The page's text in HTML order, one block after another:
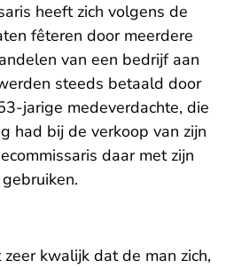
heeft zich volgens de
fêteren door meerdere
van een bedrijf aan
steeds betaald door
jarige medeverdachte, die
had bij de verkoop van zijn
daar met zijn
kwalijk dat de man zich,